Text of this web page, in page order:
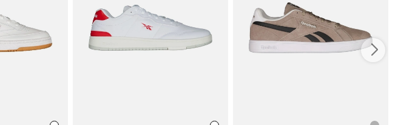
och gummi som tar sig an vardagens krav med stil och pålitlighet. Ett
bra val för den som söker en hållbar och bekväm sneaker från ett
välkänt varumärke. Beställ din par idag och upplev hur denna sko
kompletterar din look i både gymmet och på stan.